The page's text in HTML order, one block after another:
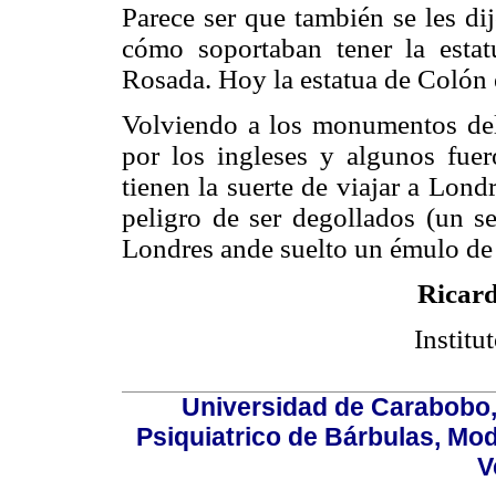
Parece ser que también se les
cómo soportaban tener la
Rosada. Hoy la estatua de
Volviendo a los monumentos
por los ingleses y algunos
tienen la suerte de viajar a
peligro de ser degollados (un
Londres ande suelto un émulo
Universidad de
Psiquiatrico de Bárbulas,